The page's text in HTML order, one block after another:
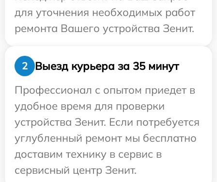
для уточнения необходимых работ
ремонта Вашего устройства Зенит.
2
Выезд курьера за 35 минут
Профессионал с опытом приедет в
удобное время для проверки
устройства Зенит. Если потребуется
углубленный ремонт мы бесплатно
доставим технику в сервис в
сервисный центр Зенит.